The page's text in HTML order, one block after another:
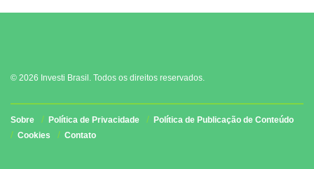
© 2026 Investi Brasil. Todos os direitos reservados.
Sobre Política de Privacidade
Política de Publicação de Conteúdo
Cookies
Contato